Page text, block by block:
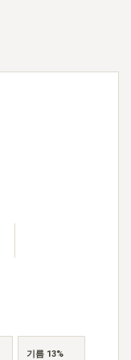
기름 13%